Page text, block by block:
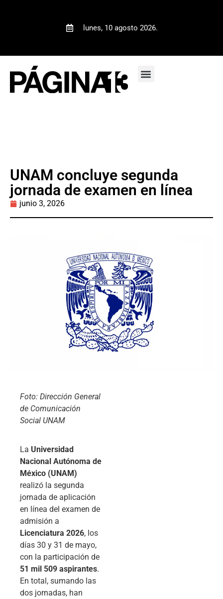
lunes, 10 agosto 2026.
UNAM concluye segunda
jornada de examen en línea
junio 3, 2026
Foto: Dirección General
de Comunicación
Social UNAM
La Universidad
Nacional Autónoma de
México (UNAM)
realizó la segunda
jornada de aplicación
en línea del examen de
admisión a
Licenciatura 2026, los
días 30 y 31 de mayo,
con la participación de
51 mil 509 aspirantes.
En total, sumando las
dos jornadas, han